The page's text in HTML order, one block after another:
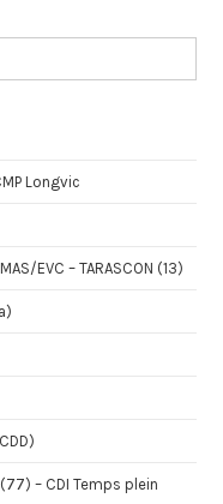
Longvic
EVC – TARASCON (13)
– CDI Temps plein